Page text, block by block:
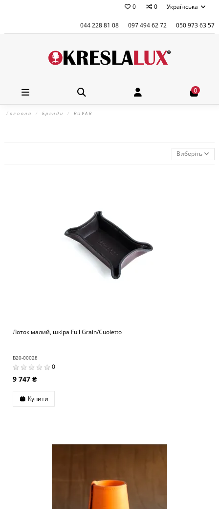
0 0 Українська
044 228 81 08 097 494 62 72 050 973 63 57
0
Головна Бренди BUVAR
Виберіть
Лоток малий, шкіра Full Grain/Cuoietto
B20-00028
0
9 747 ₴
Купити